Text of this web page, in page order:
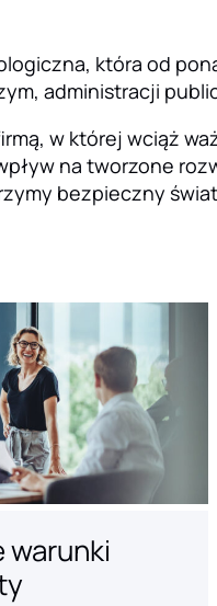
która od
administracji
w której wciąż
na tworzone
bezpieczny